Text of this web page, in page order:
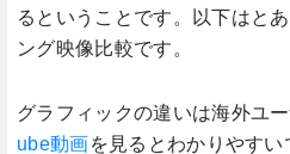
るということです。以下はと
ング映像比較です。
グラフィックの違いは海外ユ
ube動画を見るとわかりやすい